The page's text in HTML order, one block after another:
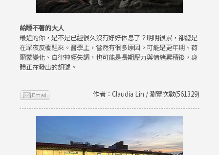
給睡不著的大人
最近的你，是不是已經很久沒有好好休息了？明明很累，卻總是
在深夜反覆醒來。醫學上，當然有很多原因。可能是更年期、荷
爾蒙變化、自律神經失調，也可能是長期壓力與情緒累積後，身
體正在發出的訊號。
作者：Claudia Lin / 瀏覽次數(561329)